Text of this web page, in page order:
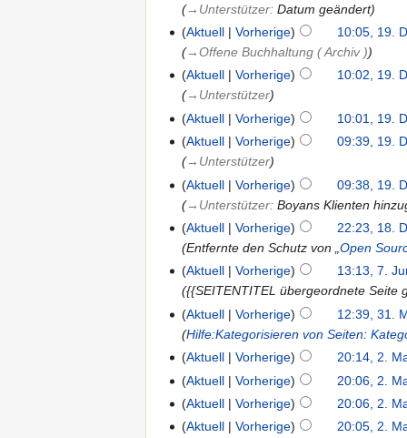
→‎Unterstützer:Datum geändert
Aktuell
Vorherige
10:05, 19.
→‎Offene Buchhaltung ( Archiv )
Aktuell
Vorherige
10:02, 19.
→‎Unterstützer
Aktuell
Vorherige
10:01, 19.
Aktuell
Vorherige
09:39, 19.
→‎Unterstützer
Aktuell
Vorherige
09:38, 19.
→‎Unterstützer:Boyans Klienten
Aktuell
Vorherige
22:23, 18.
Entfernte den Schutz von „Open
Aktuell
Vorherige
13:13, 7.
{{SEITENTITEL übergeordnete Seite
Aktuell
Vorherige
12:39, 31.
Hilfe:Kategorisieren von Seiten:
Aktuell
Vorherige
20:14, 2.
Aktuell
Vorherige
20:06, 2.
Aktuell
Vorherige
20:06, 2.
Aktuell
Vorherige
20:05, 2.